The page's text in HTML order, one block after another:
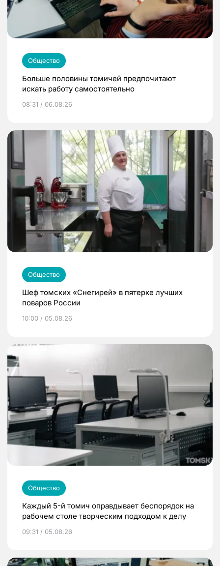
Общество
Больше половины томичей предпочитают
искать работу самостоятельно
08:31 / 06.08.26
Общество
Шеф томских «Снегирей» в пятерке лучших
поваров России
10:00 / 05.08.26
Общество
Каждый 5-й томич оправдывает беспорядок на
рабочем столе творческим подходом к делу
09:31 / 05.08.26